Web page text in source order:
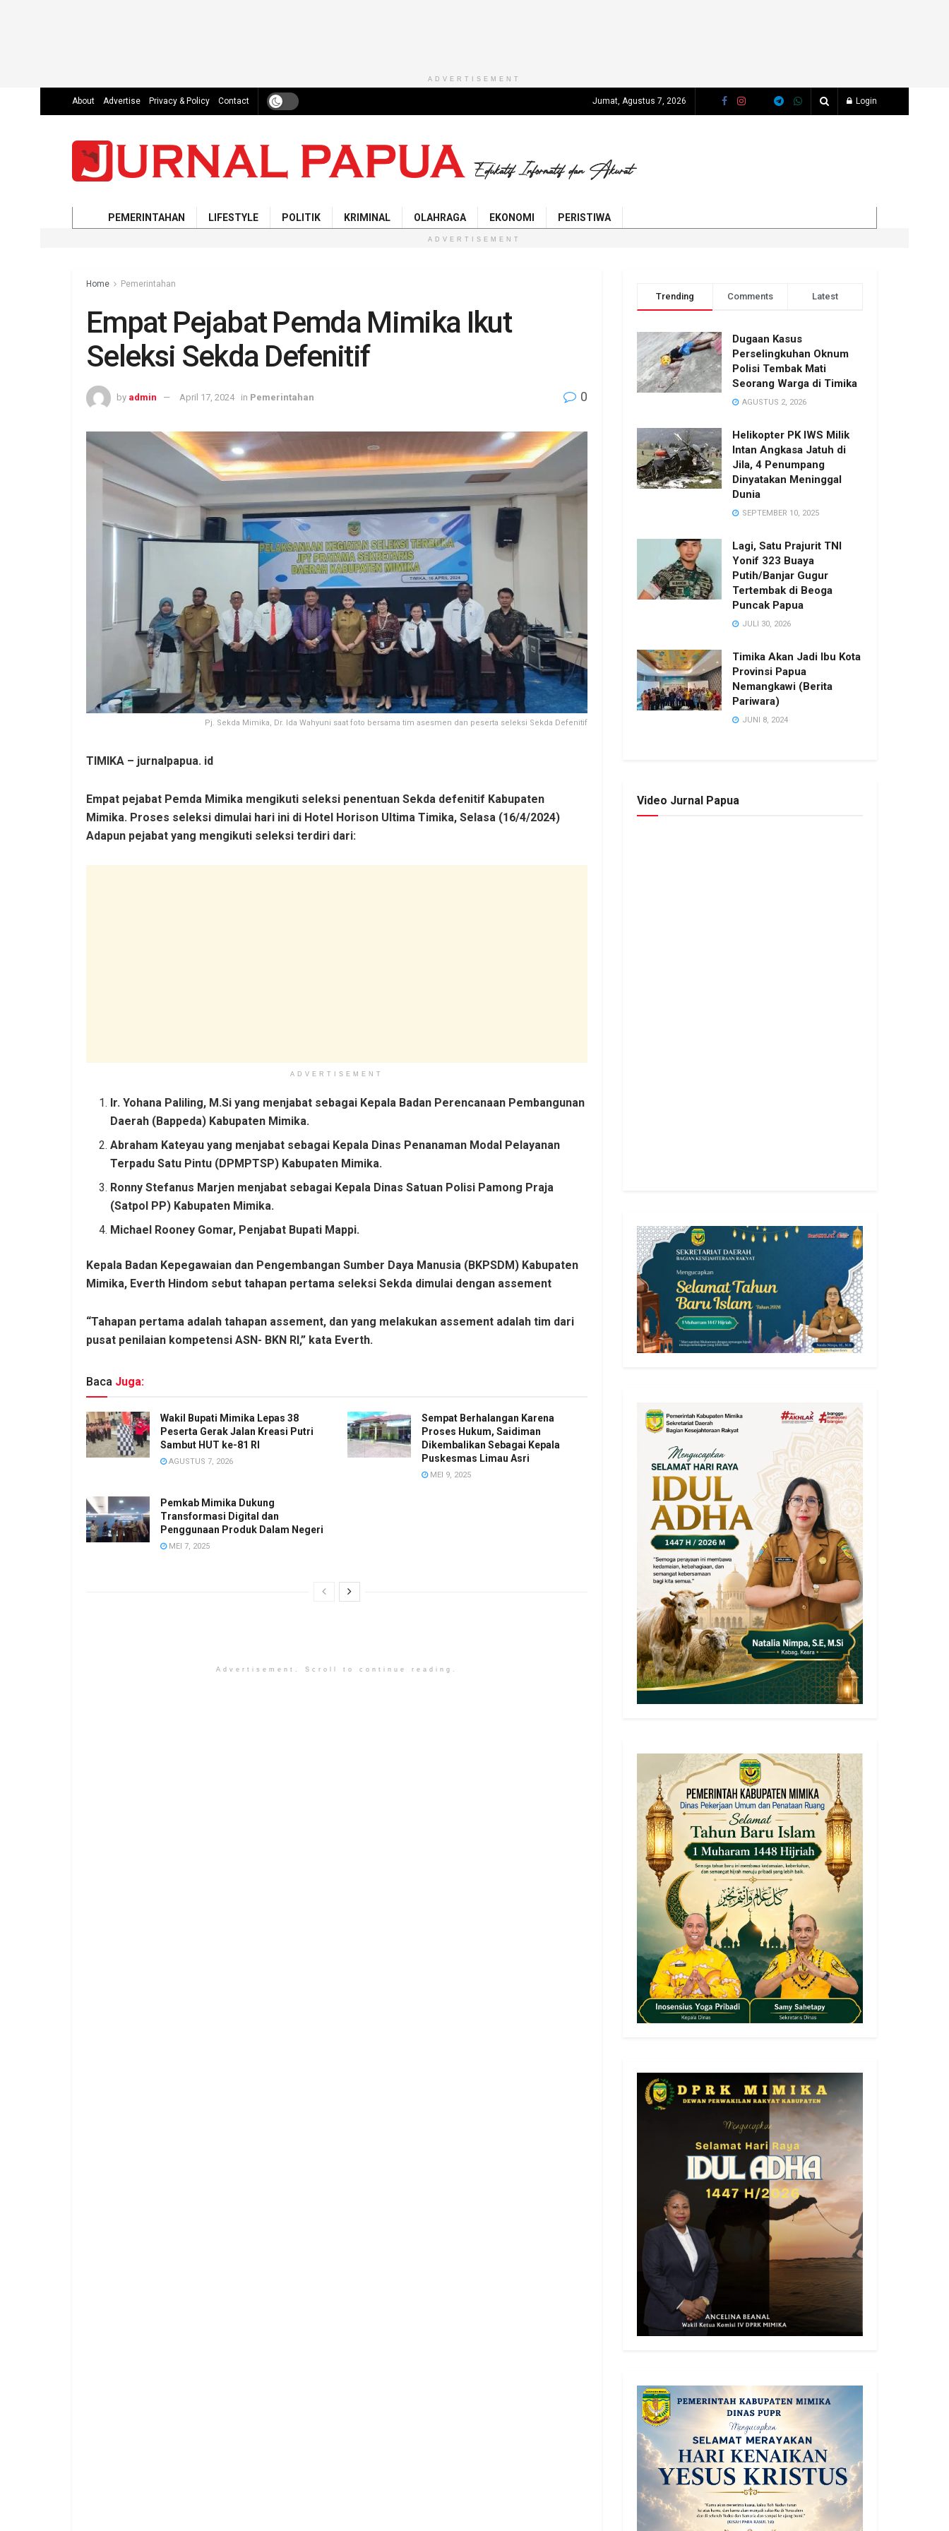
ADVERTISEMENT
About Advertise Privacy & Policy Contact Jumat, Agustus 7, 2026 Login
PEMERINTAHAN LIFESTYLE POLITIK KRIMINAL OLAHRAGA EKONOMI PERISTIWA
ADVERTISEMENT
Home Pemerintahan
Empat Pejabat Pemda Mimika Ikut
Seleksi Sekda Defenitif
by admin April 17, 2024 in Pemerintahan 0
Pj. Sekda Mimika, Dr. Ida Wahyuni saat foto bersama tim asesmen dan peserta seleksi Sekda Defenitif
TIMIKA – jurnalpapua. id
Empat pejabat Pemda Mimika mengikuti seleksi penentuan Sekda defenitif Kabupaten
Mimika. Proses seleksi dimulai hari ini di Hotel Horison Ultima Timika, Selasa (16/4/2024)
Adapun pejabat yang mengikuti seleksi terdiri dari:
ADVERTISEMENT
Ir. Yohana Paliling, M.Si yang menjabat sebagai Kepala Badan Perencanaan Pembangunan
Daerah (Bappeda) Kabupaten Mimika.
Abraham Kateyau yang menjabat sebagai Kepala Dinas Penanaman Modal Pelayanan
Terpadu Satu Pintu (DPMPTSP) Kabupaten Mimika.
Ronny Stefanus Marjen menjabat sebagai Kepala Dinas Satuan Polisi Pamong Praja
(Satpol PP) Kabupaten Mimika.
Michael Rooney Gomar, Penjabat Bupati Mappi.
Kepala Badan Kepegawaian dan Pengembangan Sumber Daya Manusia (BKPSDM) Kabupaten
Mimika, Everth Hindom sebut tahapan pertama seleksi Sekda dimulai dengan assement
“Tahapan pertama adalah tahapan assement, dan yang melakukan assement adalah tim dari
pusat penilaian kompetensi ASN- BKN RI,” kata Everth.
Baca Juga:
Wakil Bupati Mimika Lepas 38
Peserta Gerak Jalan Kreasi Putri
Sambut HUT ke-81 RI
AGUSTUS 7, 2026
Sempat Berhalangan Karena
Proses Hukum, Saidiman
Dikembalikan Sebagai Kepala
Puskesmas Limau Asri
MEI 9, 2025
Pemkab Mimika Dukung
Transformasi Digital dan
Penggunaan Produk Dalam Negeri
MEI 7, 2025
Advertisement. Scroll to continue reading.
Trending Comments Latest
Dugaan Kasus
Perselingkuhan Oknum
Polisi Tembak Mati
Seorang Warga di Timika
AGUSTUS 2, 2026
Helikopter PK IWS Milik
Intan Angkasa Jatuh di
Jila, 4 Penumpang
Dinyatakan Meninggal
Dunia
SEPTEMBER 10, 2025
Lagi, Satu Prajurit TNI
Yonif 323 Buaya
Putih/Banjar Gugur
Tertembak di Beoga
Puncak Papua
JULI 30, 2026
Timika Akan Jadi Ibu Kota
Provinsi Papua
Nemangkawi (Berita
Pariwara)
JUNI 8, 2024
Video Jurnal Papua